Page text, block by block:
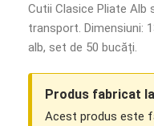
Cutii Clasice Pliate Alb
transport. Dimensiuni:
alb, set de 50 bucăți.
Produs fabricat
Acest produs este